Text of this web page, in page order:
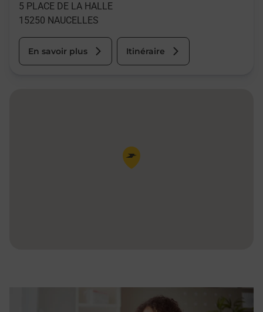
5 PLACE DE LA HALLE
15250 NAUCELLES
En savoir plus Itinéraire
Pin de la carte